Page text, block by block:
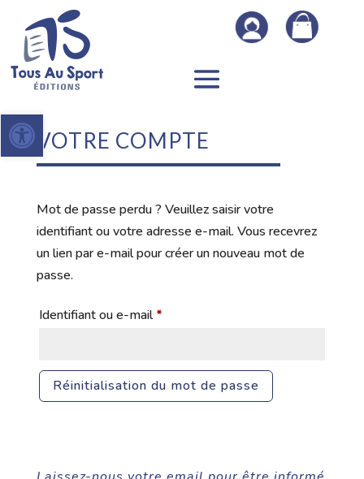
Ouvrir la barre d’outils
VOTRE COMPTE
Mot de passe perdu ? Veuillez saisir votre
identifiant ou votre adresse e-mail. Vous recevrez
un lien par e-mail pour créer un nouveau mot de
passe.
Identifiant ou e-mail*Obligatoire
Réinitialisation du mot de passe